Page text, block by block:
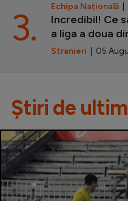
Echipa Națională |
Incredibil! Ce
a liga a doua
Stranieri | 05
3.
Știri de